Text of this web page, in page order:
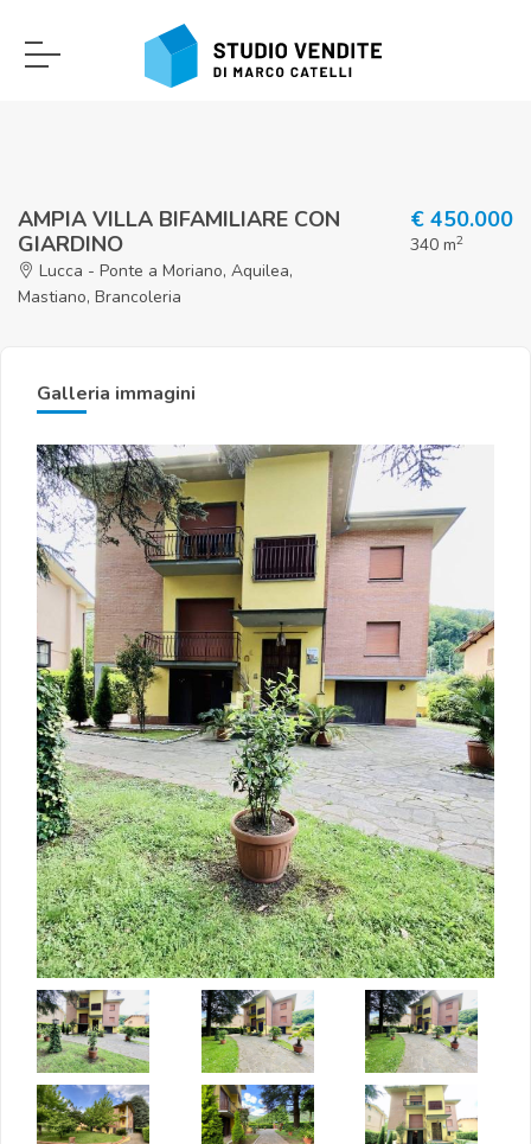
AMPIA VILLA BIFAMILIARE CON
GIARDINO
Lucca - Ponte a Moriano, Aquilea,
Mastiano, Brancoleria
€ 450.000
340 m2
Galleria immagini